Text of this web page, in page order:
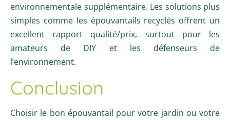
environnementale supplémentaire. Les solutions plus
simples comme les épouvantails recyclés offrent un
excellent rapport qualité/prix, surtout pour les
amateurs de DIY et les défenseurs de
l’environnement.
Conclusion
Choisir le bon épouvantail pour votre jardin ou votre